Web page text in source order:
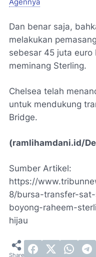
Agennya
Dan benar saja,
melakukan
sebesar 45 juta euro
meminang Sterling.
Chelsea telah
untuk mendukung
Bridge.
(ramlihamdani.id/
Sumber Artikel:
https://
8/bursa-transfer-
boyong-raheem-
hijau